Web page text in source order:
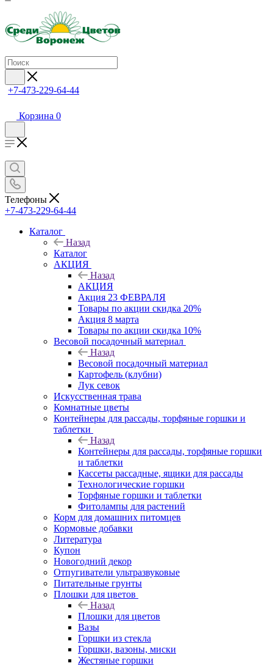
+7-473-229-64-44
Корзина 0
Телефоны
+7-473-229-64-44
Каталог
Назад
Каталог
АКЦИЯ
Назад
АКЦИЯ
Акция 23 ФЕВРАЛЯ
Товары по акции скидка 20%
Акция 8 марта
Товары по акции скидка 10%
Весовой посадочный материал
Назад
Весовой посадочный материал
Картофель (клубни)
Лук севок
Искусственная трава
Комнатные цветы
Контейнеры для рассады, торфяные горшки и
таблетки
Назад
Контейнеры для рассады, торфяные горшки
и таблетки
Кассеты рассадные, ящики для рассады
Технологические горшки
Торфяные горшки и таблетки
Фитолампы для растений
Корм для домашних питомцев
Кормовые добавки
Литература
Купон
Новогодний декор
Отпугиватели ультразвуковые
Питательные грунты
Плошки для цветов
Назад
Плошки для цветов
Вазы
Горшки из стекла
Горшки, вазоны, миски
Жестяные горшки